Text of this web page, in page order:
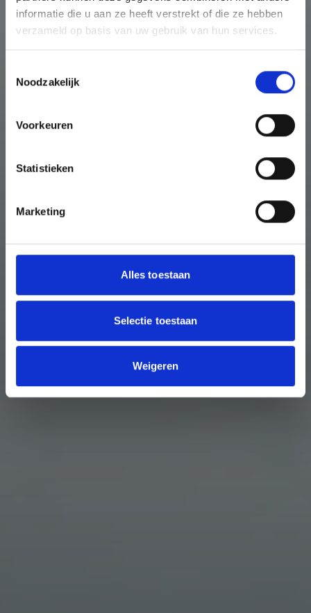
informatie die u aan ze heeft verstrekt of die ze hebben
verzameld op basis van uw gebruik van hun services.
Noodzakelijk
Voorkeuren
Statistieken
Marketing
Alles toestaan
Selectie toestaan
Weigeren